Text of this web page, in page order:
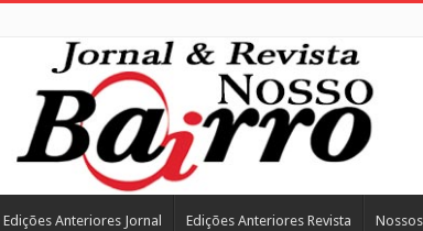
Edições Anteriores Jornal Edições Anteriores Revista